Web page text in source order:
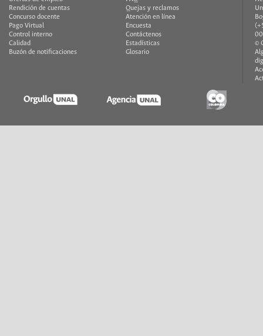
Rendición de cuentas
Concurso docente
Pago Virtual
Control interno
Calidad
Buzón de notificaciones
Quejas y reclamos
Atención en línea
Encuesta
Contáctenos
Estadísticas
Glosario
©